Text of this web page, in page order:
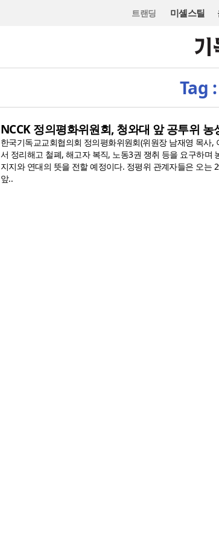
트랜딩 미셸스틸
Tag
NCCK 정의평화위원회, 청와대 앞 공투위 농
한국기독교교회협의회 정의평화위원회(위원장 남재영 목사
서 정리해고 철폐, 해고자 복직, 노동3권 쟁취 등을 요구하며
지지와 연대의 뜻을 전할 예정이다. 정평위 관계자들은 오는
앞..